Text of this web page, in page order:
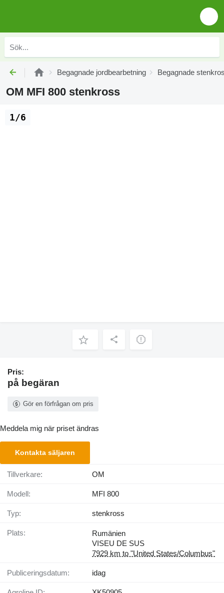
Begagnade jordbearbetning Begagnade
OM MFI 800 stenkross
1/6
Pris:
på begäran
Gör en förfrågan om pris
Meddela mig när priset ändras
Kontakta säljaren
Tillverkare: OM
Modell: MFI 800
Typ: stenkross
Plats:
Rumänien
VISEU DE SUS
7929 km to "United States/Columbus"
Publiceringsdatum: idag